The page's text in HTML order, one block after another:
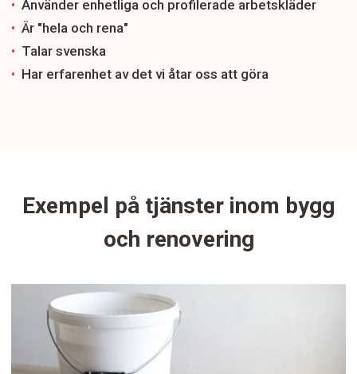
Använder enhetliga och profilerade arbetskläder
Är "hela och rena"
Talar svenska
Har erfarenhet av det vi åtar oss att göra
Exempel på tjänster inom bygg
och renovering